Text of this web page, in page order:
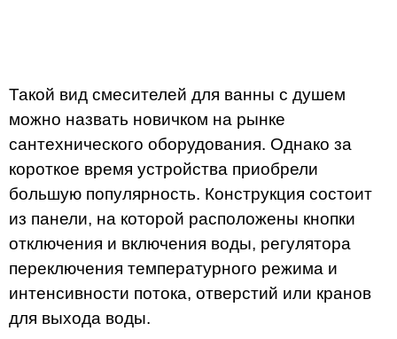
Такой вид смесителей для ванны с душем
можно назвать новичком на рынке
сантехнического оборудования. Однако за
короткое время устройства приобрели
большую популярность. Конструкция состоит
из панели, на которой расположены кнопки
отключения и включения воды, регулятора
переключения температурного режима и
интенсивности потока, отверстий или кранов
для выхода воды.